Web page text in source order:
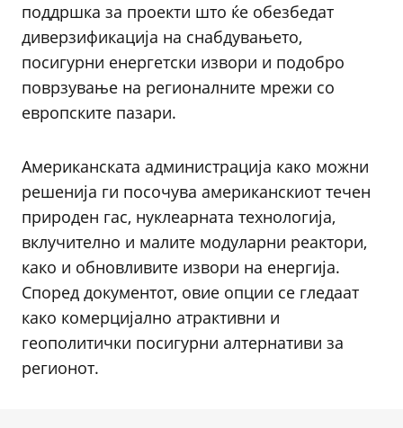
поддршка за проекти што ќе обезбедат
диверзификација на снабдувањето,
посигурни енергетски извори и подобро
поврзување на регионалните мрежи со
европските пазари.
Американската администрација како можни
решенија ги посочува американскиот течен
природен гас, нуклеарната технологија,
вклучително и малите модуларни реактори,
како и обновливите извори на енергија.
Според документот, овие опции се гледаат
како комерцијално атрактивни и
геополитички посигурни алтернативи за
регионот.